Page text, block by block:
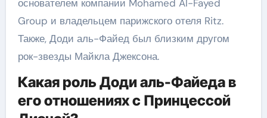
основателем компании Mohamed Al-Fayed
Group и владельцем парижского отеля Ritz.
Также, Доди аль-Файед был близким другом
рок-звезды Майкла Джексона.
Какая роль Доди аль-Файеда в
его отношениях с Принцессой